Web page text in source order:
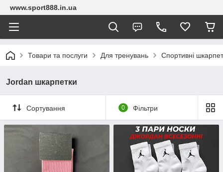
www.sport888.in.ua
Товари та послуги Для тренувань Спортивні
Jordan шкарпетки
Сортування 0 Фільтри